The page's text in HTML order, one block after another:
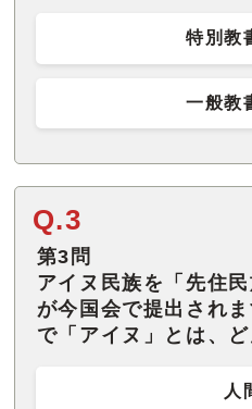
特別教
一般教
Q.3
第3問
アイヌ民族を「先住
が今国会で提出され
で「アイヌ」とは、
人